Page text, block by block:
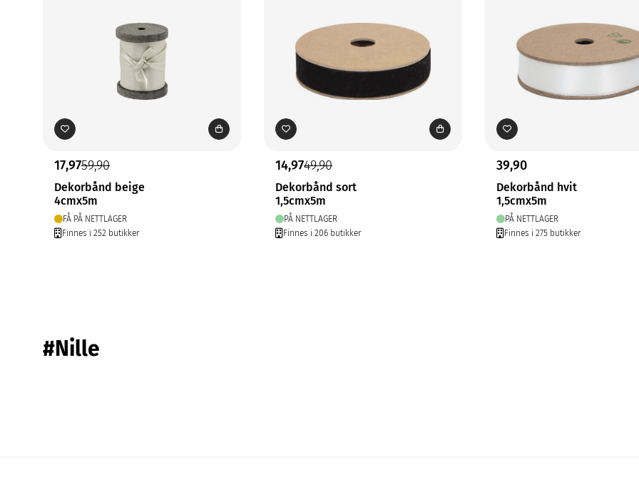
17,9759,90
Dekorbånd beige
4cmx5m
FÅ PÅ NETTLAGER
Finnes i 252 butikker
14,9749,90
Dekorbånd sort
1,5cmx5m
PÅ NETTLAGER
Finnes i 206 butikker
39,90
Dekorbånd hvit
1,5cmx5m
PÅ NETTLAGER
Finnes i 275 butikker
#Nille